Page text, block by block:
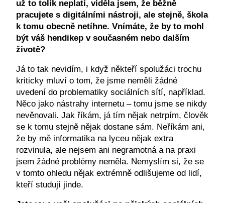
už to tolik neplatí, viděla jsem, že běžně
pracujete s digitálními nástroji, ale stejně, škola
k tomu obecně netíhne. Vnímáte, že by to mohl
být váš hendikep v současném nebo dalším
životě?
Já to tak nevidím, i když někteří spolužáci trochu
kriticky mluví o tom, že jsme neměli žádné
uvedení do problematiky sociálních sítí, například.
Něco jako nástrahy internetu – tomu jsme se nikdy
nevěnovali. Jak říkám, já tím nějak netrpím, člověk
se k tomu stejně nějak dostane sám. Neříkám ani,
že by mě informatika na lyceu nějak extra
rozvinula, ale nejsem ani negramotná a na praxi
jsem žádné problémy neměla. Nemyslím si, že se
v tomto ohledu nějak extrémně odlišujeme od lidí,
kteří studují jinde.